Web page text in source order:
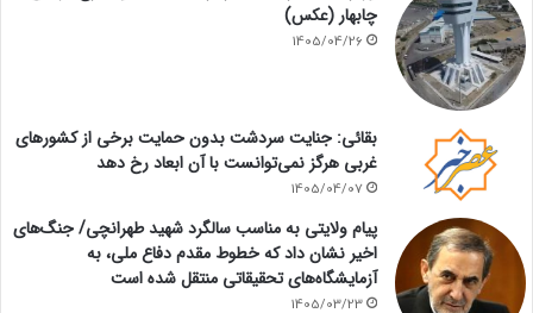
چابهار (عکس)
1405/04/26
بقائی: جنایت سردشت بدون حمایت برخی از کشورهای
غربی هرگز نمی‌توانست با آن ابعاد رخ دهد
1405/04/07
پیام ولایتی به مناسب سالگرد شهید طهرانچی/ جنگ‌های
اخیر نشان داد که خطوط مقدم دفاع ملی، به
آزمایشگاه‌های تحقیقاتی منتقل شده است
1405/03/23